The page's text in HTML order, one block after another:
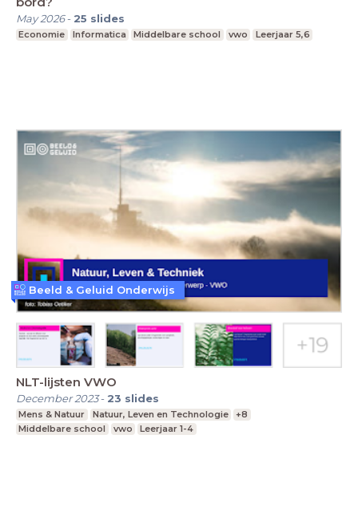
May 2026- 25 slides
Economie Informatica Middelbare school vwo Leerjaar 5,6
NLT-lijsten VWO
December 2023- 23 slides
Mens & Natuur Natuur, Leven en Technologie
+8
Middelbare school
vwo Leerjaar 1-4
Beeld & Geluid Onderwijs